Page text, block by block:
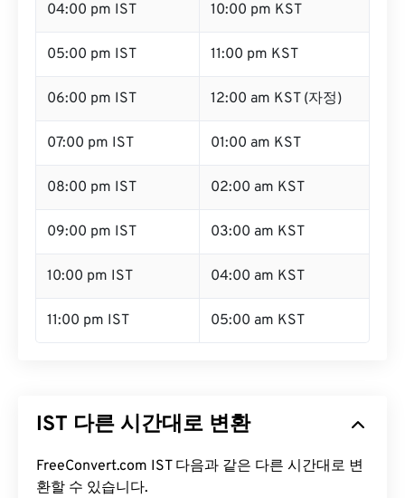
04:00 pm IST 10:00 pm KST
05:00 pm IST 11:00 pm KST
06:00 pm IST 12:00 am KST (자정)
07:00 pm IST 01:00 am KST
08:00 pm IST 02:00 am KST
09:00 pm IST 03:00 am KST
10:00 pm IST 04:00 am KST
11:00 pm IST 05:00 am KST
IST 다른 시간대로 변환
FreeConvert.com IST 다음과 같은 다른 시간대로 변
환할 수 있습니다.